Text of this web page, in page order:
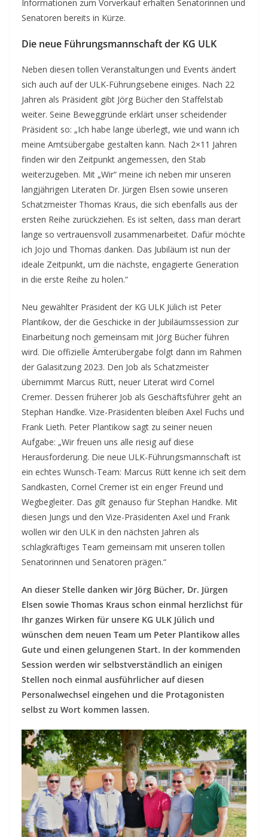
Informationen zum Vorverkauf erhalten Senatorinnen und
Senatoren bereits in Kürze.
Die neue Führungsmannschaft der KG ULK
Neben diesen tollen Veranstaltungen und Events ändert
sich auch auf der ULK-Führungsebene einiges. Nach 22
Jahren als Präsident gibt Jörg Bücher den Staffelstab
weiter. Seine Beweggründe erklärt unser scheidender
Präsident so: „Ich habe lange überlegt, wie und wann ich
meine Amtsübergabe gestalten kann. Nach 2×11 Jahren
finden wir den Zeitpunkt angemessen, den Stab
weiterzugeben. Mit „Wir“ meine ich neben mir unseren
langjährigen Literaten Dr. Jürgen Elsen sowie unseren
Schatzmeister Thomas Kraus, die sich ebenfalls aus der
ersten Reihe zurückziehen. Es ist selten, dass man derart
lange so vertrauensvoll zusammenarbeitet. Dafür möchte
ich Jojo und Thomas danken. Das Jubiläum ist nun der
ideale Zeitpunkt, um die nächste, engagierte Generation
in die erste Reihe zu holen.“
Neu gewählter Präsident der KG ULK Jülich ist Peter
Plantikow, der die Geschicke in der Jubiläumssession zur
Einarbeitung noch gemeinsam mit Jörg Bücher führen
wird. Die offizielle Ämterübergabe folgt dann im Rahmen
der Galasitzung 2023. Den Job als Schatzmeister
übernimmt Marcus Rütt, neuer Literat wird Cornel
Cremer. Dessen früherer Job als Geschäftsführer geht an
Stephan Handke. Vize-Präsidenten bleiben Axel Fuchs und
Frank Lieth. Peter Plantikow sagt zu seiner neuen
Aufgabe: „Wir freuen uns alle riesig auf diese
Herausforderung. Die neue ULK-Führungsmannschaft ist
ein echtes Wunsch-Team: Marcus Rütt kenne ich seit dem
Sandkasten, Cornel Cremer ist ein enger Freund und
Wegbegleiter. Das gilt genauso für Stephan Handke. Mit
diesen Jungs und den Vize-Präsidenten Axel und Frank
wollen wir den ULK in den nächsten Jahren als
schlagkräftiges Team gemeinsam mit unseren tollen
Senatorinnen und Senatoren prägen.“
An dieser Stelle danken wir Jörg Bücher, Dr. Jürgen
Elsen sowie Thomas Kraus schon einmal herzlichst für
Ihr ganzes Wirken für unsere KG ULK Jülich und
wünschen dem neuen Team um Peter Plantikow alles
Gute und einen gelungenen Start. In der kommenden
Session werden wir selbstverständlich an einigen
Stellen noch einmal ausführlicher auf diesen
Personalwechsel eingehen und die Protagonisten
selbst zu Wort kommen lassen.